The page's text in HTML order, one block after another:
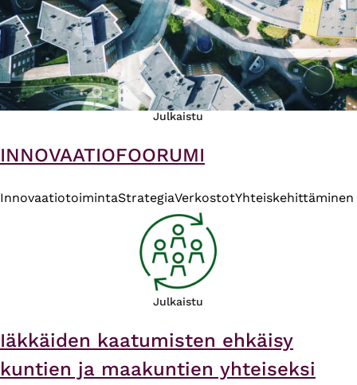
Julkaistu
INNOVAATIOFOORUMI
InnovaatiotoimintaStrategiaVerkostotYhteiskehittäminen
Julkaistu
Iäkkäiden kaatumisten ehkäisy
kuntien ja maakuntien yhteiseksi